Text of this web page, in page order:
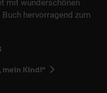
mit wunderschönen
hervorragend zum
mein Kind!“